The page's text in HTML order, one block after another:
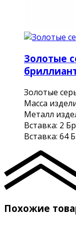
Золотые
Золотые
Масса
Металл
Вставка: 2
Вставка: 64
Похожие